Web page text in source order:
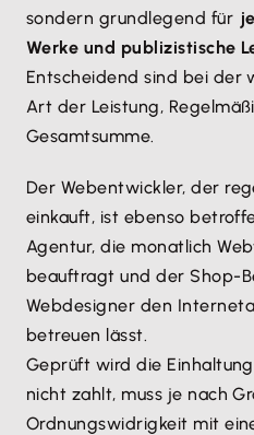
sondern grundlegend für
Werke und publizistische
Entscheidend sind bei der
Art der Leistung,
Gesamtsumme.
Der Webentwickler, der
einkauft, ist ebenso
Agentur, die monatlich
beauftragt und der Shop-
Webdesigner den
betreuen lässt.
Geprüft wird die
nicht zahlt, muss je nach
Ordnungswidrigkeit mit